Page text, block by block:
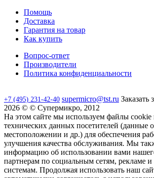
Помощь
Доставка
Гарантия на товар
Как купить
Вопрос-ответ
Производители
Политика конфиденциальности
+7 (495) 231-42-40 supermicro@tst.ru Заказать
2026 © © Супермикро, 2012
На этом сайте мы используем файлы cookie
технических данных посетителей (данные
местоположении и др.) для обеспечения
улучшения качества обслуживания. Мы
информацию об использовании вами
партнерам по социальным сетям, рекламе
системам. Продолжая использовать наш